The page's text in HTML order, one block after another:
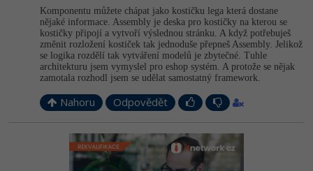
Komponentu můžete chápat jako kostičku lega která dostane
nějaké informace. Assembly je deska pro kostičky na kterou se
kostičky připojí a vytvoří výslednou stránku. A když potřebuješ
změnit rozložení kostiček tak jednoduše přepneš Assembly. Jelikož
se logika rozdělí tak vytváření modelů je zbytečné. Tuhle
architekturu jsem vymyslel pro eshop systém. A protože se nějak
zamotala rozhodl jsem se udělat samostatný framework.
Nahoru Odpovědět